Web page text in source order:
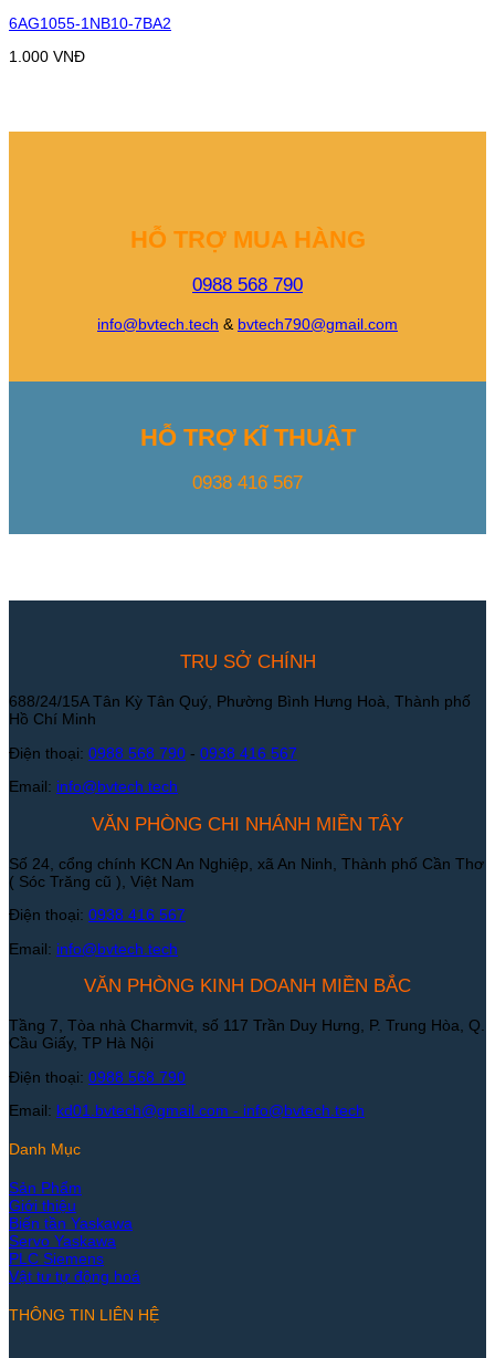
6AG1055-1NB10-7BA2
1.000 VNĐ
HỖ TRỢ MUA HÀNG
0988 568 790
info@bvtech.tech & bvtech790@gmail.com
HỖ TRỢ KĨ THUẬT
0938 416 567
TRỤ SỞ CHÍNH
688/24/15A Tân Kỳ Tân Quý, Phường Bình Hưng Hoà, Thành phố
Hồ Chí Minh
Điện thoại: 0988 568 790 - 0938 416 567
Email: info@bvtech.tech
VĂN PHÒNG CHI NHÁNH MIỀN TÂY
Số 24, cổng chính KCN An Nghiệp, xã An Ninh, Thành phố Cần Thơ
( Sóc Trăng cũ ), Việt Nam
Điện thoại: 0938 416 567
Email: info@bvtech.tech
VĂN PHÒNG KINH DOANH MIỀN BẮC
Tầng 7, Tòa nhà Charmvit, số 117 Trần Duy Hưng, P. Trung Hòa, Q.
Cầu Giấy, TP Hà Nội
Điện thoại: 0988 568 790
Email: kd01.bvtech@gmail.com - info@bvtech.tech
Danh Mục
Sản Phẩm
Giới thiệu
Biến tần Yaskawa
Servo Yaskawa
PLC Siemens
Vật tư tự động hoá
THÔNG TIN LIÊN HỆ